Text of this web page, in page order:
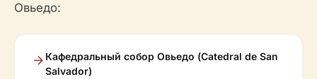
Овьедо:
Кафедральный собор Овьедо (Catedral de San
Salvador)